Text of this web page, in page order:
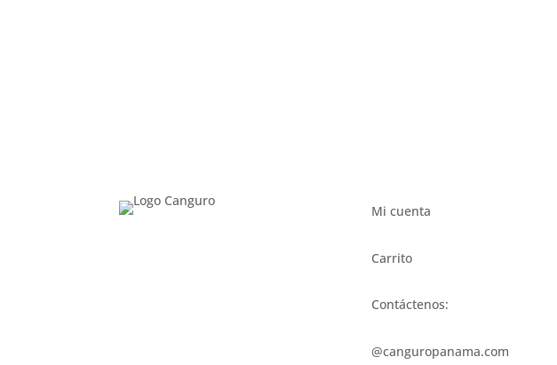
Mi cuenta
Carrito
Contáctenos:
@canguropanama.com